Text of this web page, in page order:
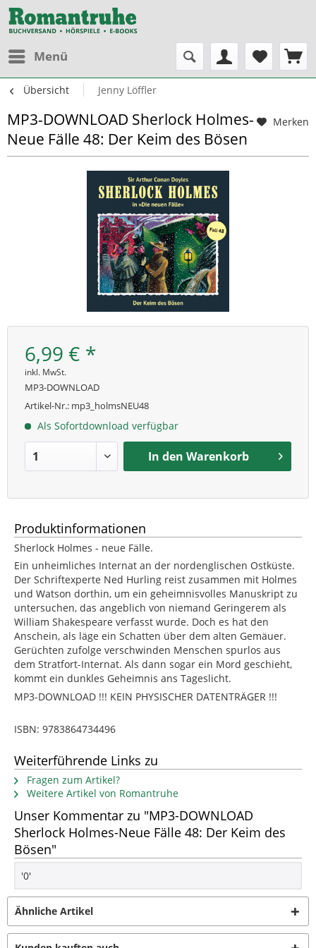
Menü
Übersicht Jenny Löffler
Merken
MP3-DOWNLOAD Sherlock Holmes-
Neue Fälle 48: Der Keim des Bösen
6,99 € *
inkl. MwSt.
MP3-DOWNLOAD
Artikel-Nr.: mp3_holmsNEU48
Als Sofortdownload verfügbar
In den Warenkorb
Produktinformationen
Sherlock Holmes - neue Fälle.
Ein unheimliches Internat an der nordenglischen Ostküste.
Der Schriftexperte Ned Hurling reist zusammen mit Holmes
und Watson dorthin, um ein geheimnisvolles Manuskript zu
untersuchen, das angeblich von niemand Geringerem als
William Shakespeare verfasst wurde. Doch es hat den
Anschein, als läge ein Schatten über dem alten Gemäuer.
Gerüchten zufolge verschwinden Menschen spurlos aus
dem Stratfort-Internat. Als dann sogar ein Mord geschieht,
kommt ein dunkles Geheimnis ans Tageslicht.
MP3-DOWNLOAD !!! KEIN PHYSISCHER DATENTRÄGER !!!
ISBN: 9783864734496
Weiterführende Links zu
Fragen zum Artikel?
Weitere Artikel von Romantruhe
Unser Kommentar zu "MP3-DOWNLOAD
Sherlock Holmes-Neue Fälle 48: Der Keim des
Bösen"
'0'
Ähnliche Artikel